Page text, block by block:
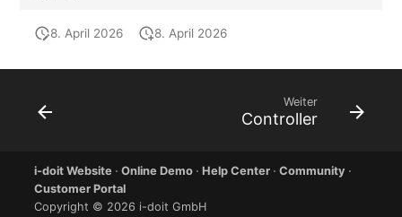
Wireless Access Point
8. April 2026 8. April 2026
Weiter
Controller
i-doit Website ·Online Demo · Help Center ·Community ·
Customer Portal
Copyright © 2026 i-doit GmbH